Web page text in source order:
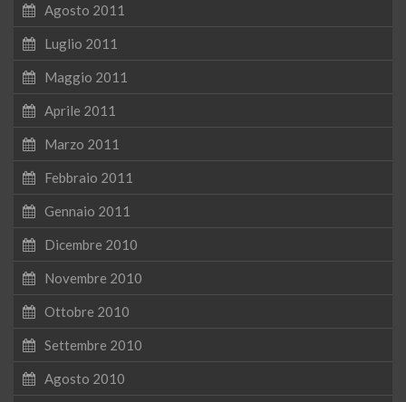
Agosto 2011
Luglio 2011
Maggio 2011
Aprile 2011
Marzo 2011
Febbraio 2011
Gennaio 2011
Dicembre 2010
Novembre 2010
Ottobre 2010
Settembre 2010
Agosto 2010